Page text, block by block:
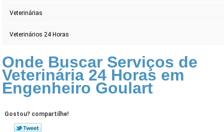
Veterinárias
Veterinários 24 Horas
Onde Buscar Serviços de
Veterinária 24 Horas em
Engenheiro Goulart
Gostou? compartilhe!